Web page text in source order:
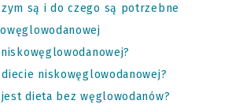
są i do czego są potrzebne
niskowęglowodanowej?
dieta bez węglowodanów?